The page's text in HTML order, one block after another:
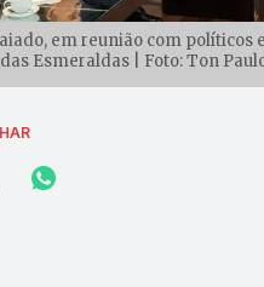
em reunião com políticos
Esmeraldas | Foto: Ton